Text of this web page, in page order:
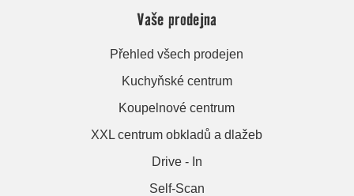
Vaše prodejna
Přehled všech prodejen
Kuchyňské centrum
Koupelnové centrum
XXL centrum obkladů a dlažeb
Drive - In
Self-Scan